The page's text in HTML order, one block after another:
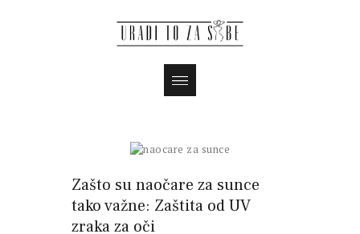
Zašto su naočare za sunce
tako važne: Zaštita od UV
zraka za oči